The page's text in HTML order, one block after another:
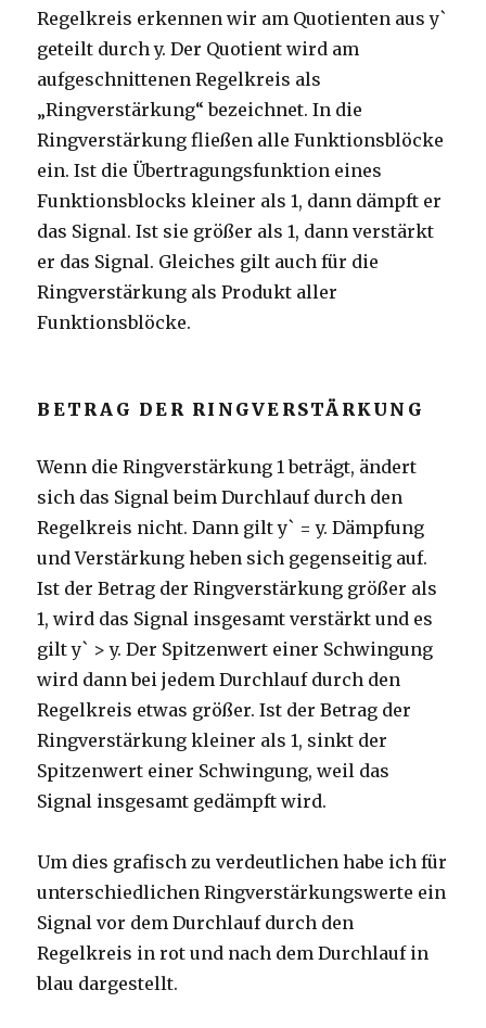
Regelkreis erkennen wir am Quotienten aus y`
geteilt durch y. Der Quotient wird am
aufgeschnittenen Regelkreis als
„Ringverstärkung“ bezeichnet. In die
Ringverstärkung fließen alle Funktionsblöcke
ein. Ist die Übertragungsfunktion eines
Funktionsblocks kleiner als 1, dann dämpft er
das Signal. Ist sie größer als 1, dann verstärkt
er das Signal. Gleiches gilt auch für die
Ringverstärkung als Produkt aller
Funktionsblöcke.
BETRAG DER RINGVERSTÄRKUNG
Wenn die Ringverstärkung 1 beträgt, ändert
sich das Signal beim Durchlauf durch den
Regelkreis nicht. Dann gilt y` = y. Dämpfung
und Verstärkung heben sich gegenseitig auf.
Ist der Betrag der Ringverstärkung größer als
1, wird das Signal insgesamt verstärkt und es
gilt y` > y. Der Spitzenwert einer Schwingung
wird dann bei jedem Durchlauf durch den
Regelkreis etwas größer. Ist der Betrag der
Ringverstärkung kleiner als 1, sinkt der
Spitzenwert einer Schwingung, weil das
Signal insgesamt gedämpft wird.
Um dies grafisch zu verdeutlichen habe ich für
unterschiedlichen Ringverstärkungswerte ein
Signal vor dem Durchlauf durch den
Regelkreis in rot und nach dem Durchlauf in
blau dargestellt.